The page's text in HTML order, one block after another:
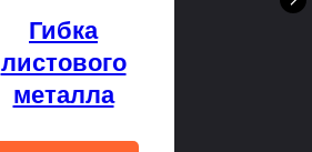
Гибка
листового
металла